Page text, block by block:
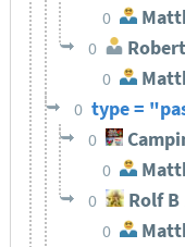
0
0
0
0 type =
0
0
0 Rolf B
0